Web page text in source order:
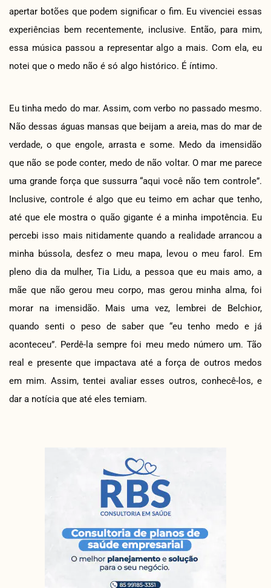
apertar botões que podem significar o fim. Eu vivenciei essas
experiências bem recentemente, inclusive. Então, para mim,
essa música passou a representar algo a mais. Com ela, eu
notei que o medo não é só algo histórico. É íntimo.
Eu tinha medo do mar. Assim, com verbo no passado mesmo.
Não dessas águas mansas que beijam a areia, mas do mar de
verdade, o que engole, arrasta e some. Medo da imensidão
que não se pode conter, medo de não voltar. O mar me parece
uma grande força que sussurra “aqui você não tem controle”.
Inclusive, controle é algo que eu teimo em achar que tenho,
até que ele mostra o quão gigante é a minha impotência. Eu
percebi isso mais nitidamente quando a realidade arrancou a
minha bússola, desfez o meu mapa, levou o meu farol. Em
pleno dia da mulher, Tia Lidu, a pessoa que eu mais amo, a
mãe que não gerou meu corpo, mas gerou minha alma, foi
morar na imensidão. Mais uma vez, lembrei de Belchior,
quando senti o peso de saber que “eu tenho medo e já
aconteceu”. Perdê-la sempre foi meu medo número um. Tão
real e presente que impactava até a força de outros medos
em mim. Assim, tentei avaliar esses outros, conhecê-los, e
dar a notícia que até eles temiam.